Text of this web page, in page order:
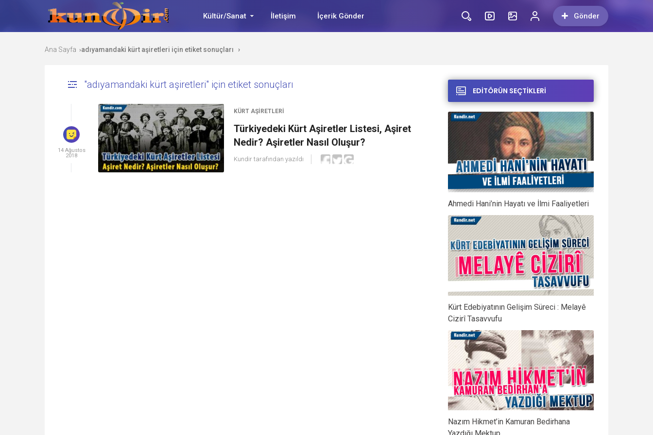
Kültür/Sanat İletişim İçerik Gönder Gönder
Ana Sayfa ›adıyamandaki kürt aşiretleri için etiket sonuçları ›
"adıyamandaki kürt aşiretleri" için etiket sonuçları
KÜRT AŞIRETLERI
Türkiyedeki Kürt Aşiretler Listesi, Aşiret
Nedir? Aşiretler Nasıl Oluşur?
Kundir tarafından yazıldı
14 Ağustos
2018
EDİTÖRÜN SEÇTİKLERİ
Ahmedi Hani’nin Hayatı ve İlmi Faaliyetleri
Kürt Edebiyatının Gelişim Süreci : Melayê
Cizirî Tasavvufu
Nazım Hikmet’in Kamuran Bedirhana